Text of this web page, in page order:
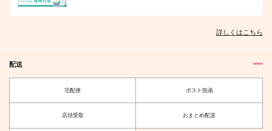
詳しくはこちら
配送
宅配便 ポスト投函
店頭受取 おまとめ配送